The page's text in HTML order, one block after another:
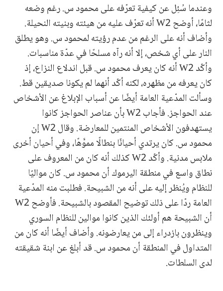
وعندما سُئِل عن كيفية تعرّفه على محمود س. رغم وضعه
لثامًا، أوضح W2 أنه تعرّف عليه من هيئته وبنيته النحيلة.
وأضاف أنه على الرغم من عدم رؤيته لمحمود س. وهو يطلق
النار على أي شخص، إلا أنه رآه مسلحًا في عدّة مناسبات.
وأكّد W2 أنه كان يعرف محمود س. قبل اندلاع النزاع، إذ
كان يعرفه من مظهره، لكنه أكّد أنهما لم يكونا صديقين قط.
وسألت المدّعية العامة أيضًا عن أسباب الإبلاغ عن الأشخاص
عند الحواجز. فأجاب W2 بأن عناصر الحواجز كانوا
يستهدفون الأشخاص المنتمين للمعارضة. وقال W2 إن
محمود س. كان يرتدي أحيانًا بنطالًا مموَّهًا، وفي أحيان أخرى
ملابس مدنية. وأكّد W2 كذلك أنه كان من المعروف على
نطاق واسع في منطقة اليرموك أن محمود س. كان مواليًا
للنظام ويُنظر إليه على أنه من الشبيحة. فطلبت منه المدّعية
العامة ردّا على ذلك توضيح المقصود بالشبيحة. فأوضح W2
أن الشبيحة هم أولئك الذين كانوا موالين للنظام السوري
وينظرون بازدراء إلى من يعارضونه. وأضاف أيضًا أنه كان من
المتداول في المنطقة أن محمود س. قد أبلغ عن ابنة شقيقته
لدى السلطات.